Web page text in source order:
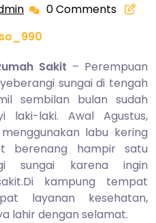
admin0 Comments
Sakit – Perempuan
sungai di tengah
sembilan bulan sudah
laki-laki. Awal Agustus,
labu kering
berenang hampir satu
sungai karena ingin
kampung tempat
layanan kesehatan,
lahir dengan selamat.